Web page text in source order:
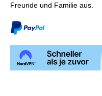
Freunde und Familie aus.